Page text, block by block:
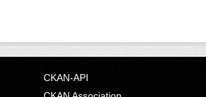
CKAN-API